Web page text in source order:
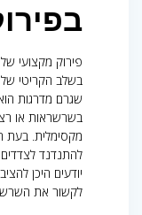
פירוק מקצועי
בשלב הקריטי של
שגרם מדרגות
בשרשראות או
מקסימלית. בעת
להתנדנד לצדדים
יודעים היכן
לקשור את